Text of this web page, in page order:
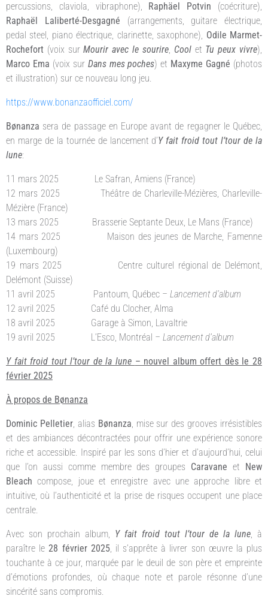
percussions, claviola, vibraphone), Raphäel Potvin (coécriture),
Raphaël Laliberté-Desgagné (arrangements, guitare électrique,
pedal steel, piano électrique, clarinette, saxophone), Odile Marmet-
Rochefort (voix surMourir avec le sourire, Coolet Tu peux vivre),
Marco Ema (voix sur Dans mes poches) et Maxyme Gagné (photos
et illustration) sur ce nouveau long jeu.
https://www.bonanzaofficiel.com/
Bønanza sera de passage en Europe avant de regagner le Québec,
en marge de la tournée de lancement d’Y fait froid tout l’tour de la
lune:
11 mars 2025 Le Safran, Amiens (France)
12 mars 2025 Théâtre de Charleville-Mézières, Charleville-
Mézière (France)
13 mars 2025 Brasserie Septante Deux, Le Mans (France)
14 mars 2025 Maison des jeunes de Marche, Famenne
(Luxembourg)
19 mars 2025 Centre culturel régional de Delémont,
Delémont (Suisse)
11 avril 2025 Pantoum, Québec – Lancement d’album
12 avril 2025 Café du Clocher, Alma
18 avril 2025 Garage à Simon, Lavaltrie
19 avril 2025 L’Esco, Montréal – Lancement d’album
Y fait froid tout l’tour de la lune – nouvel album offert dès le 28
février 2025
À propos de Bønanza
Dominic Pelletier, alias Bønanza, mise sur des grooves irrésistibles
et des ambiances décontractées pour offrir une expérience sonore
riche et accessible. Inspiré par les sons d’hier et d’aujourd’hui, celui
que l’on aussi comme membre des groupes Caravane et
New
Bleach compose, joue et enregistre avec une approche libre et
intuitive, où l’authenticité et la prise de risques occupent une place
centrale.
Avec son prochain album, Y fait froid tout l’tour de la lune, à
paraître le28 février 2025, il s’apprête à livrer son œuvre la plus
touchante à ce jour, marquée par le deuil de son père et empreinte
d’émotions profondes, où chaque note et parole résonne d’une
sincérité sans compromis.